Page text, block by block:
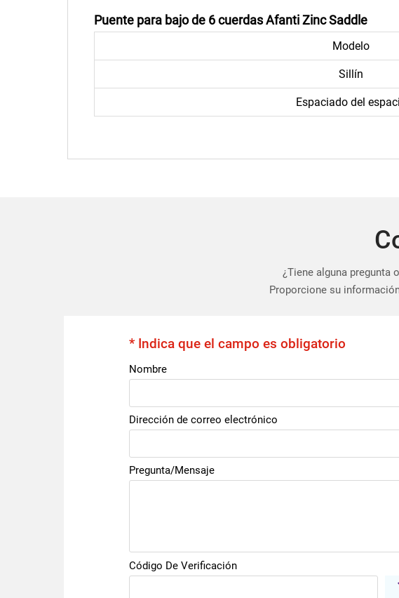
Puente para bajo de 6 cuerdas Afanti Zinc Saddle
Modelo
Sillín
Espaciado del
¿Tiene alguna pregunta
Proporcione su
* Indica que el campo es obligatorio
Nombre
Dirección de correo electrónico
Pregunta/Mensaje
Código De Verificación